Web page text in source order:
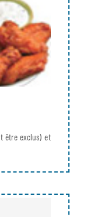
être exclus) et